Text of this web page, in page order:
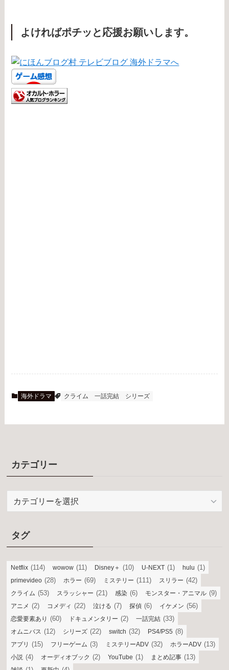
よければポチッと応援お願いします。
海外ドラマ クライム 一話完結 シリーズ
カテゴリー
リ
ー
タグ
Netflix (114) wowow (11) Disney＋ (10) U-NEXT (1) hulu (1)
primevideo (28) ホラー (69) ミステリー (111) スリラー (42)
クライム (53) スラッシャー (21) 感染 (6) モンスター・アニマル (9)
アニメ (2) コメディ (22) 泣ける (7) 探偵 (6) イケメン (56)
恋愛要素あり (60) ドキュメンタリー (2) 一話完結 (33)
オムニバス (12) シリーズ (22) switch (32) PS4/PS5 (8)
アプリ (15) フリーゲーム (3) ミステリーADV (32) ホラーADV (13)
小説 (4) オーディオブック (2) YouTube (1) まとめ記事 (13)